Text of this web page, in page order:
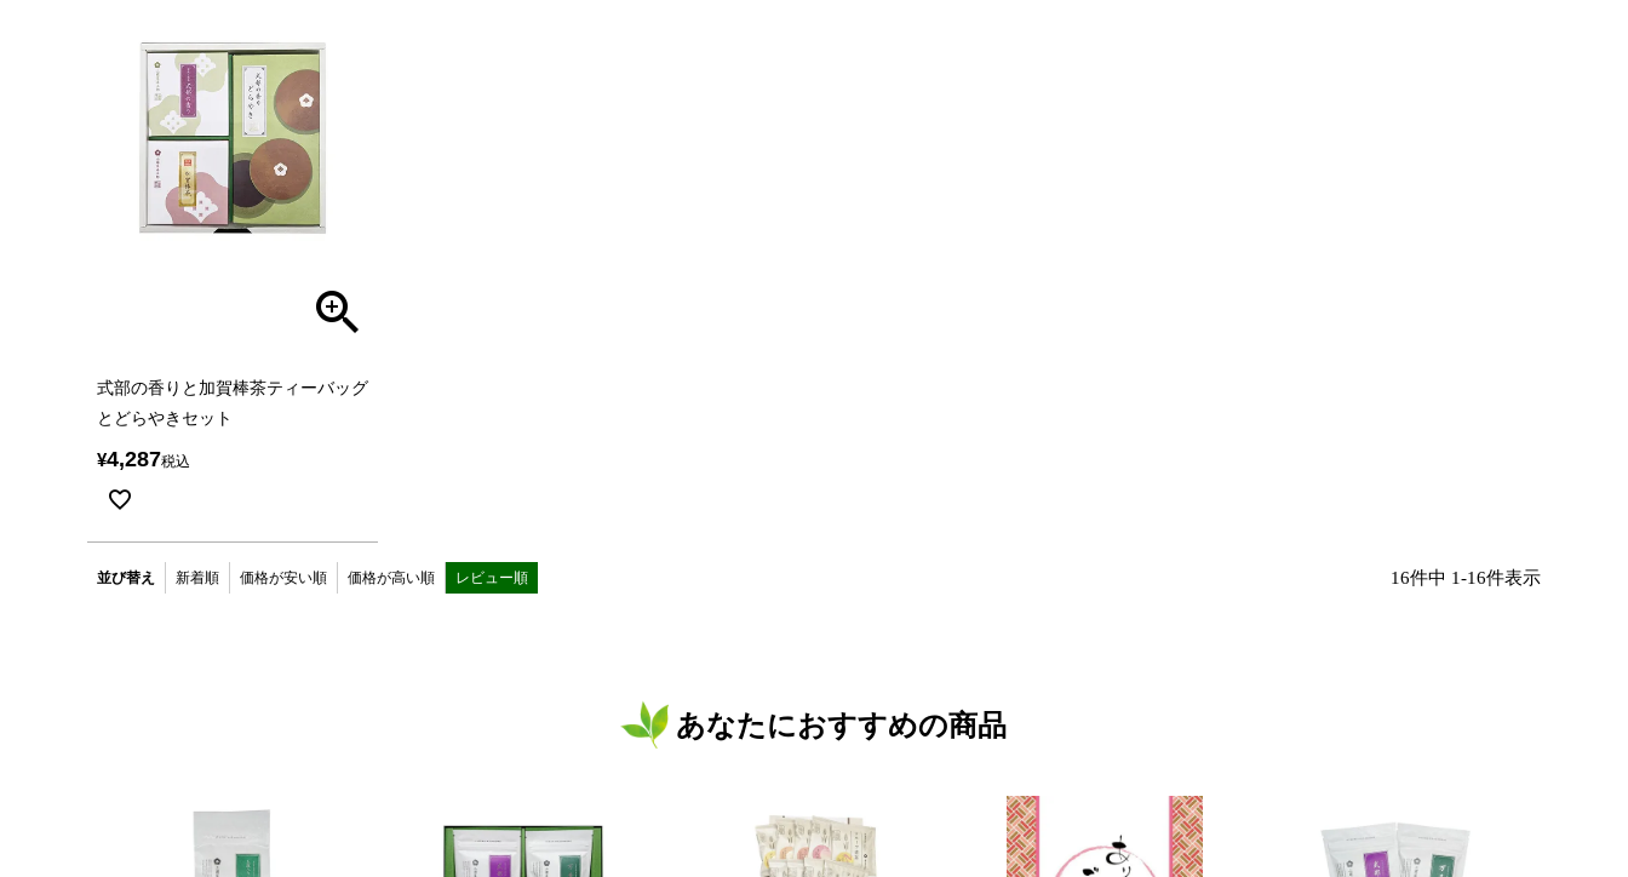
式部の香りと加賀棒茶ティーバッグ
とどらやきセット
¥4,287税込
並び替え 新着順 価格が安い順 価格が高い順 レビュー順 16件中 1-16件表示
あなたにおすすめの商品